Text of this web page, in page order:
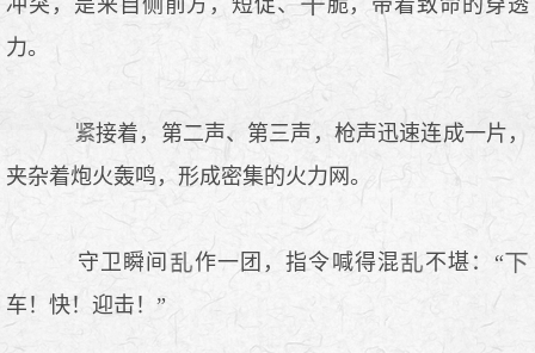
力。
接着，第二声、第三声，枪声迅速连成一片，
夹杂着炮火轰鸣，形成密集的火力网。
守卫瞬间 作一团，指令喊得混
不堪：“
车！快！迎击！”